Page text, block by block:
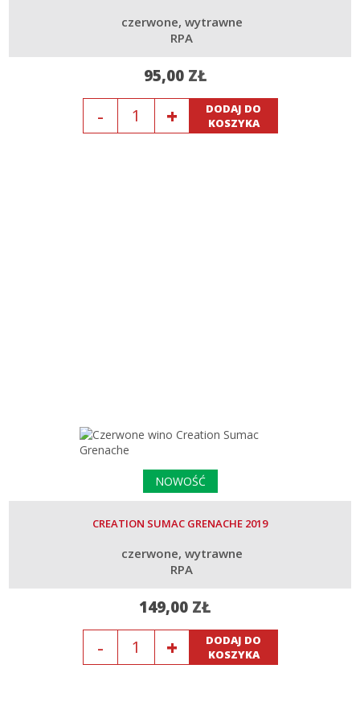
czerwone wytrawne
RPA
95,00 ZŁ
DODAJ DO
KOSZYKA
NOWOŚĆ
CREATION SUMAC GRENACHE 2019
czerwone wytrawne
RPA
149,00 ZŁ
DODAJ DO
KOSZYKA